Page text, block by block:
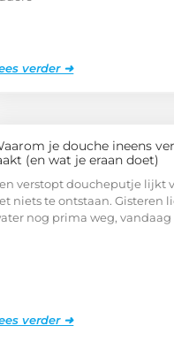
verder ➜
je douche ineens
(en wat je eraan doet)
verstopt doucheputje lijkt
niets te ontstaan. Gisteren
nog prima weg, vandaag
verder ➜